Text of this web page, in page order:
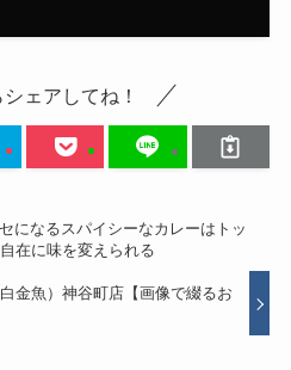
ェアしてね！
になるスパイシーなカレーはトッ
在に味を変えられる
金魚）神谷町店【画像で綴るお